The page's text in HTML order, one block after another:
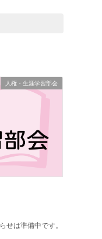
人権・生涯学習部会
せは準備中です。